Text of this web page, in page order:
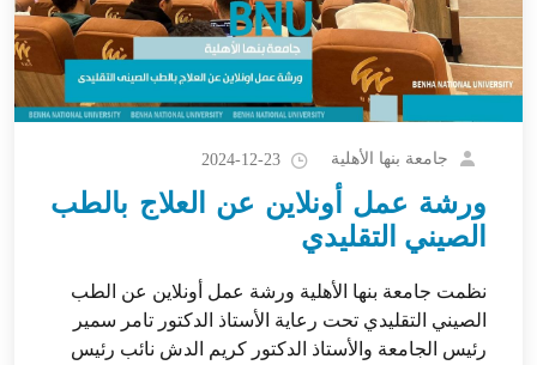
جامعة بنها الأهلية 2024-12-23
ورشة عمل أونلاين عن العلاج بالطب
الصيني التقليدي
نظمت جامعة بنها الأهلية ورشة عمل أونلاين عن الطب
الصيني التقليدي تحت رعاية الأستاذ الدكتور تامر سمير
رئيس الجامعة والأستاذ الدكتور كريم الدش نائب رئيس